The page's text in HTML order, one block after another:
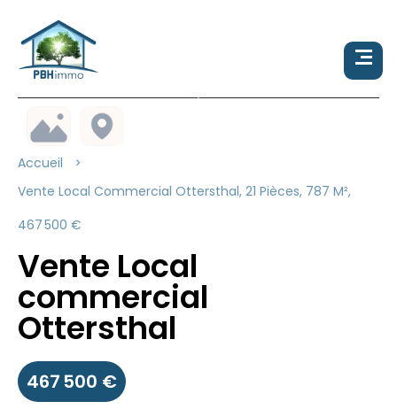
Accueil
Vente Local Commercial Ottersthal, 21 Pièces, 787 M²,
467 500 €
Vente Local
commercial
Ottersthal
467 500 €